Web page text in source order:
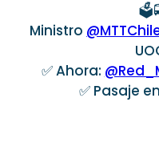
Ministro
✅ Ahora:
✅ Pasaje